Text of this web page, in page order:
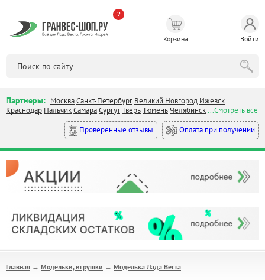
?
Корзина Войти
Партнеры: МоскваСанкт-Петербург Великий Новгород Ижевск
Краснодар НальчикСамараСургутТверьТюмень Челябинск...Смотреть все
Проверенные отзывы
Оплата при получении
Главная → Модельки, игрушки → Моделька Лада Веста